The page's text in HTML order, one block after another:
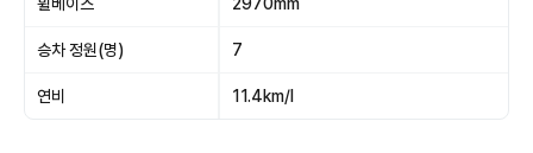
승차 정원(명) 7
연비 11.4km/l